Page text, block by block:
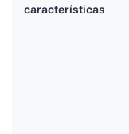
características